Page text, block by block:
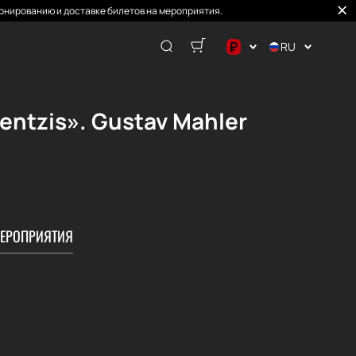
и доставке билетов на мероприятия.
₽
₽
RU
Gustav Mahler